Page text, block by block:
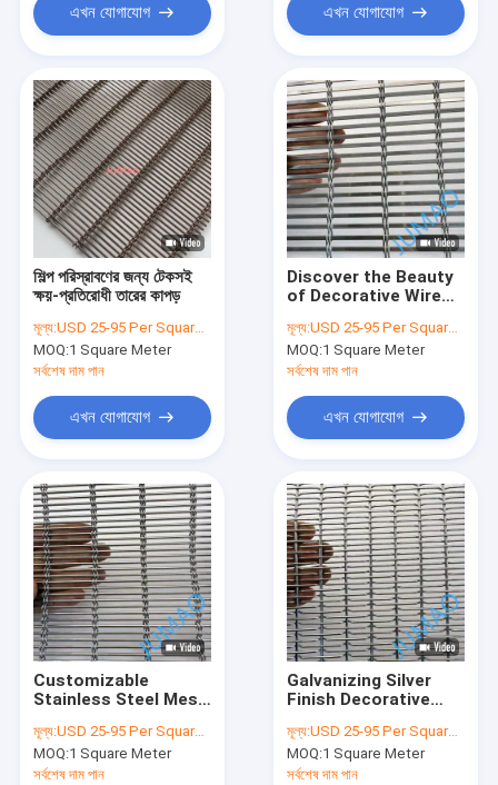
এখন যোগাযোগ এখন যোগাযোগ
শিল্প পরিস্রাবণের জন্য টেকসই
ক্ষয়-প্রতিরোধী তারের কাপড়
মূল্য:USD 25-95 Per Square Meter
MOQ:1 Square Meter
সর্বশেষ দাম পান
এখন যোগাযোগ
Discover the Beauty
of Decorative Wire
Decoration
মূল্য:USD 25-95 Per Square Meter
MOQ:1 Square Meter
সর্বশেষ দাম পান
এখন যোগাযোগ
Customizable
Stainless Steel Mesh
Metal Wire And Metal
Rope
মূল্য:USD 25-95 Per Square Meter
MOQ:1 Square Meter
সর্বশেষ দাম পান
Galvanizing Silver
Finish Decorative
Rectangular holes
মূল্য:USD 25-95 Per Square Meter
MOQ:1 Square Meter
সর্বশেষ দাম পান